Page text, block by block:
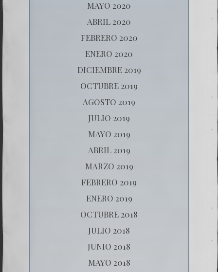
MAYO 2020
ABRIL 2020
FEBRERO 2020
ENERO 2020
DICIEMBRE 2019
OCTUBRE 2019
AGOSTO 2019
JULIO 2019
MAYO 2019
ABRIL 2019
MARZO 2019
FEBRERO 2019
ENERO 2019
OCTUBRE 2018
JULIO 2018
JUNIO 2018
MAYO 2018